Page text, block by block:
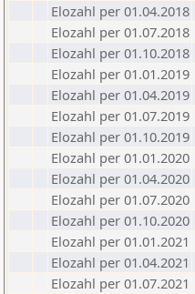
Elozahl per 01.04.2018
Elozahl per 01.07.2018
Elozahl per 01.10.2018
Elozahl per 01.01.2019
Elozahl per 01.04.2019
Elozahl per 01.07.2019
Elozahl per 01.10.2019
Elozahl per 01.01.2020
Elozahl per 01.04.2020
Elozahl per 01.07.2020
Elozahl per 01.10.2020
Elozahl per 01.01.2021
Elozahl per 01.04.2021
Elozahl per 01.07.2021